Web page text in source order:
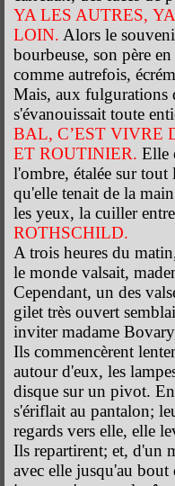
YA LES AUTRES,
LOIN. Alors le
bourbeuse, son père
comme autrefois,
Mais, aux fulgurations
s'évanouissait toute
BAL, C’EST VIVRE
ET ROUTINIER. Elle
l'ombre, étalée sur tout
qu'elle tenait de la
les yeux, la cuiller
ROTHSCHILD.
A trois heures du
le monde valsait,
Cependant, un des
gilet très ouvert
inviter madame
Ils commencèrent
autour d'eux, les
disque sur un pivot. En
s'ériflait au pantalon;
regards vers elle, elle
Ils repartirent; et, d'un
avec elle jusqu'au